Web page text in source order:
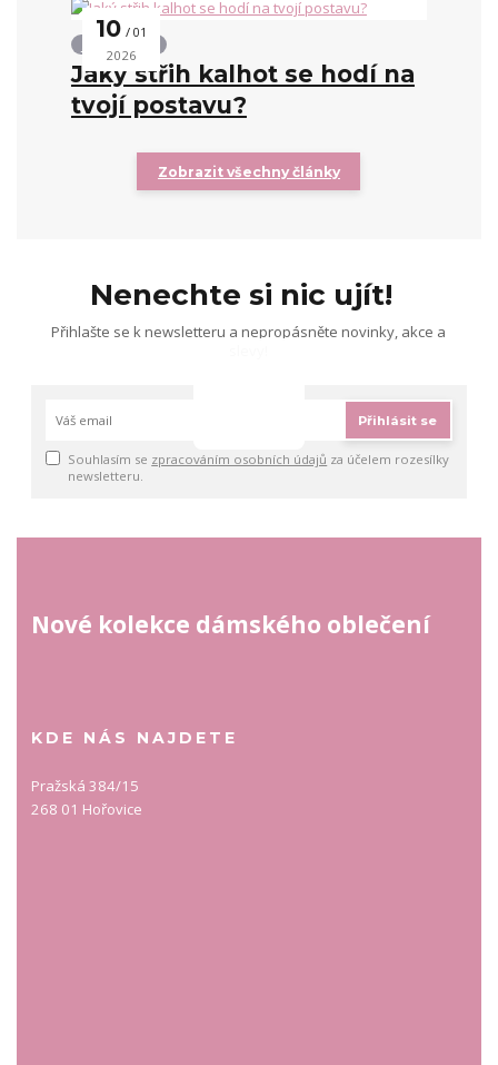
10 01
2026
Jaký střih kalhot se hodí na
tvojí postavu?
Zobrazit všechny články
Nenechte si nic ujít!
Přihlašte se k newsletteru a nepropásněte novinky, akce a
Přihlásit se
Souhlasím se zpracováním osobních údajů za účelem rozesílky
newsletteru.
Nové kolekce dámského oblečení
KDE NÁS NAJDETE
Pražská 384/15
268 01 Hořovice